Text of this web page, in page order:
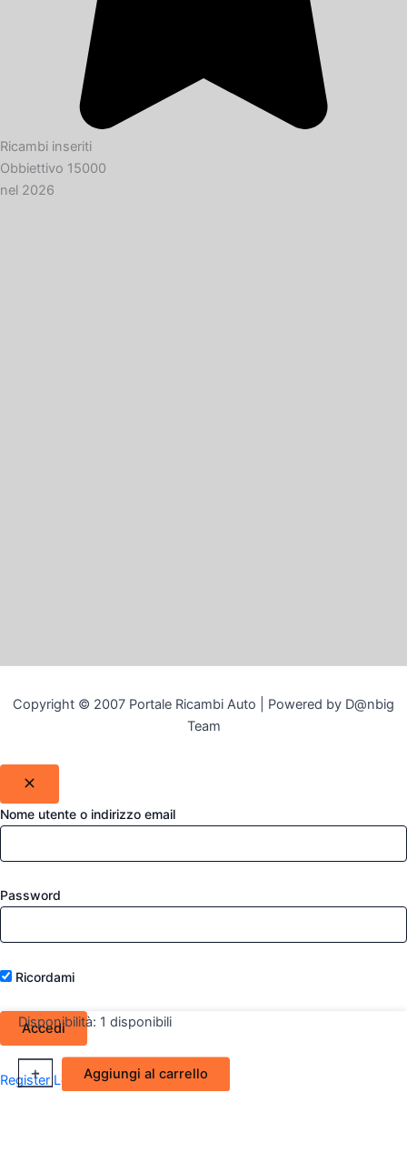
Ricambi inseriti
Obbiettivo 15000
nel 2026
Copyright © 2007 Portale Ricambi Auto | Powered by D@nbig
Team
Nome utente o indirizzo email
Password
Ricordami
Register Lost your password?
Disponibilità: 1 disponibili
-
Fendinebbia
Destro
+ Aggiungi al carrello